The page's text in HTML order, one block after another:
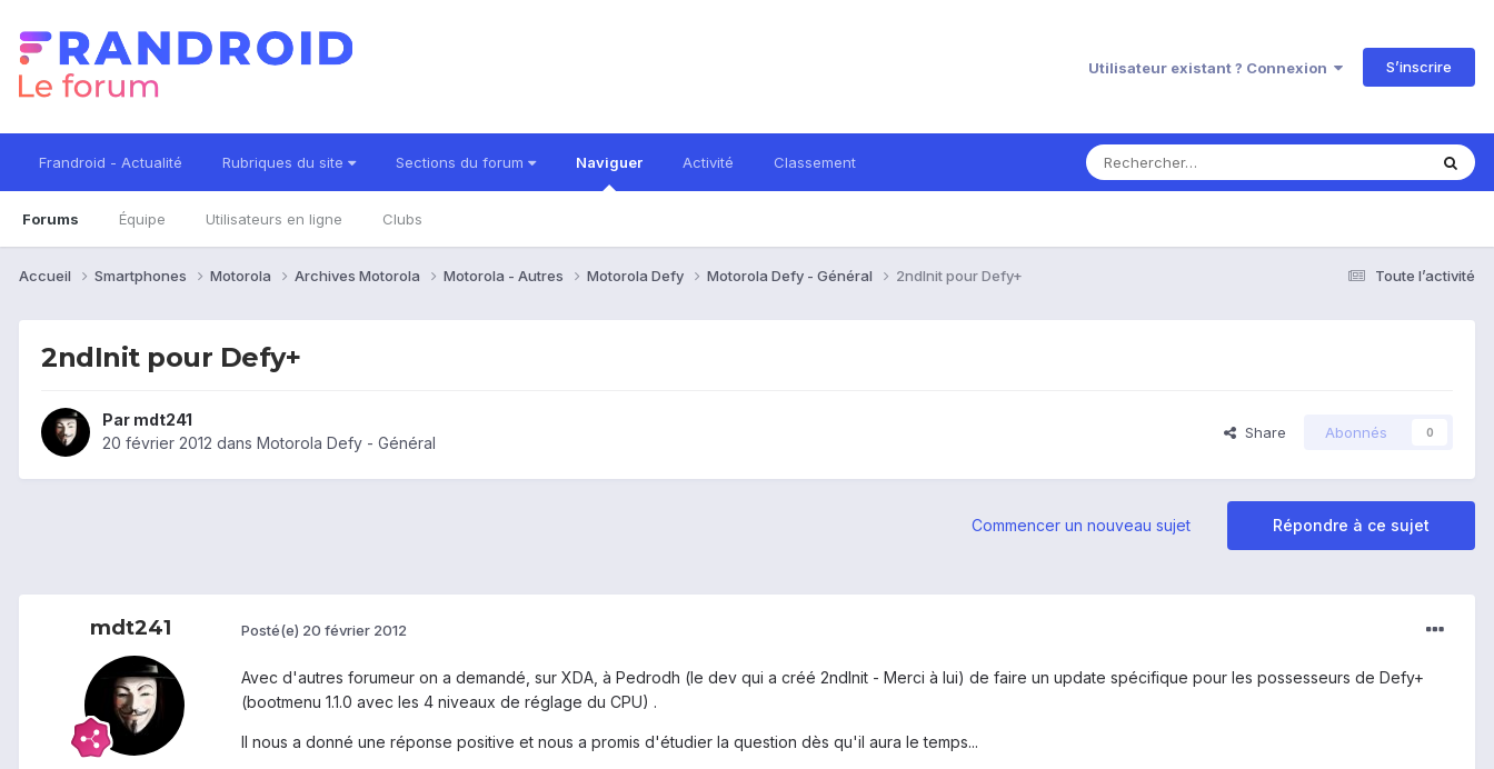
Utilisateur existant ? Connexion S’inscrire
Frandroid - Actualité Rubriques du site Sections du forum Naviguer
Forums Équipe Utilisateurs en ligne Clubs
Activité Classement
Toute l’activité
Accueil Smartphones Motorola Archives Motorola Motorola - Autres Motorola Defy Motorola Defy - Général 2ndInit pour Defy+
2ndInit pour Defy+
Par mdt241
20 février 2012 dans Motorola Defy - Général
Share Abonnés 0
Répondre à ce sujet
Commencer un nouveau sujet
mdt241 Posté(e) 20 février 2012
Avec d'autres forumeur on a demandé, sur XDA, à Pedrodh (le dev qui a créé 2ndInit - Merci à lui) de faire un update spécifique pour les possesseurs de Defy+
(bootmenu 1.1.0 avec les 4 niveaux de réglage du CPU) .
Il nous a donné une réponse positive et nous a promis d'étudier la question dès qu'il aura le temps...